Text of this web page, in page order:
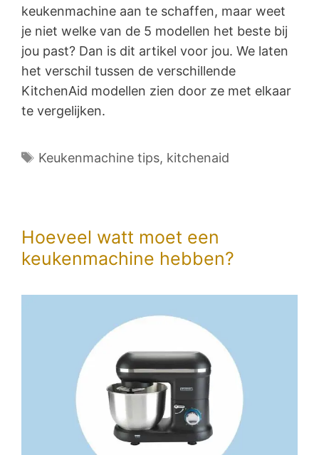
keukenmachine aan te schaffen, maar weet
je niet welke van de 5 modellen het beste bij
jou past? Dan is dit artikel voor jou. We laten
het verschil tussen de verschillende
KitchenAid modellen zien door ze met elkaar
te vergelijken.
Tags
Keukenmachine tips, kitchenaid
Hoeveel watt moet een
keukenmachine hebben?